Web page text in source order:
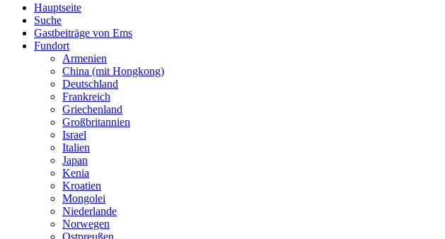
Hauptseite
Suche
Gastbeiträge von Ems
Fundort
Armenien
China (mit Hongkong)
Deutschland
Frankreich
Griechenland
Großbritannien
Israel
Italien
Japan
Kenia
Kroatien
Mongolei
Niederlande
Norwegen
Ostpreußen